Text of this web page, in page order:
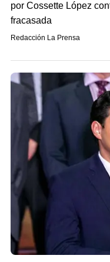
por Cossette López
fracasada
Redacción La Prensa